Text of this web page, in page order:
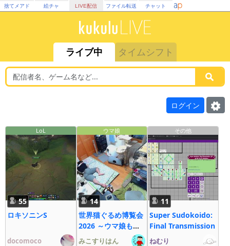
捨てメアド 絵チャ LIVE配信 ファイル転送 チャット
ライブ中 タイムシフト
ログイン
LoL
55
ロキソニンS
docomoco
ウマ娘
14
世界猫ぐるめ博覧会
2026 ～ウマ娘も大
疾走にゃ～
みこすりはん
その他
11
Super Sudokoido:
Final Transmission
ねむり